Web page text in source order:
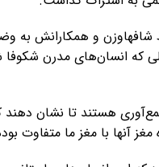
و همکارانش به
که انسان‌های مدرن شکوفا
هستند تا نشان دهند
آنها با مغز ما متفاوت